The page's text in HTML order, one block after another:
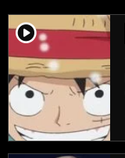
player2